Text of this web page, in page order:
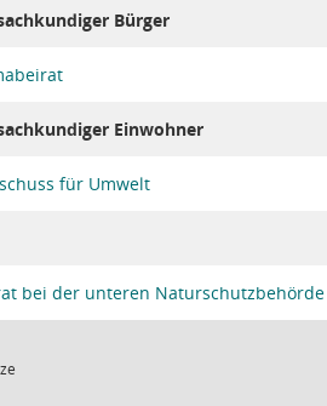
Bürger
Einwohner
für Umwelt
bei der unteren Naturschutzbehörde